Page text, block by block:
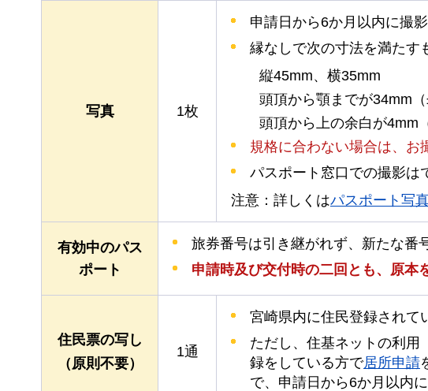
写真 1枚
申請日から6か月以内に撮
縁なしで次の寸法を満たす
縦45mm、横35mm
頭頂から顎までが34mm（
頭頂から上の余白が4mm
規格に合わない場合は、お
パスポート窓口での撮影は
注意：詳しくはパスポート写
有効中のパス
ポート
旅券番号は引き継がれず、新たな番
申請時及び交付時の二回とも、原本
住民票の写し
（原則不要）
1通
宮崎県内に住民登録されて
ただし、住基ネットの利用
録をしている方で居所申請
で、申請日から6か月以内